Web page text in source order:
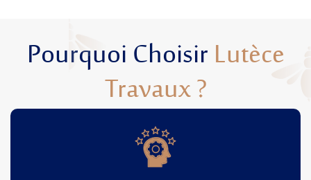
Pourquoi ChoisirLutèce
Travaux ?